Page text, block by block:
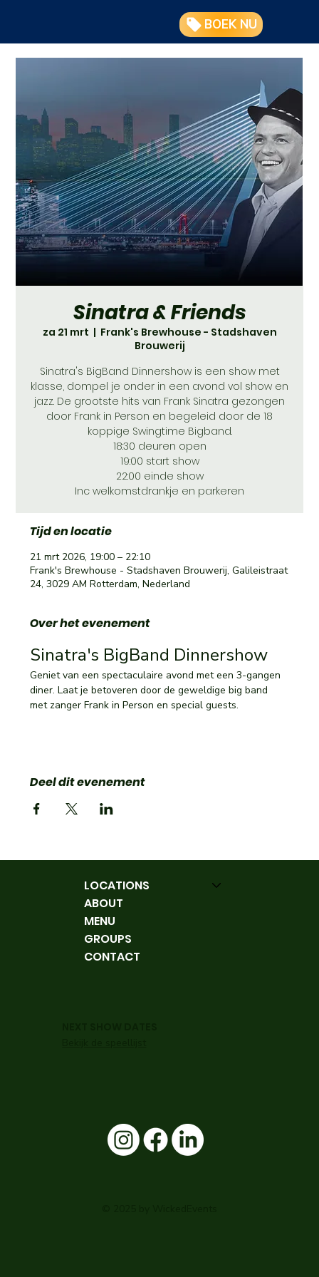
BOEK NU
Sinatra & Friends
za 21 mrt
  |
Frank's Brewhouse - Stadshaven
Brouwerij
Sinatra's BigBand Dinnershow is een show met
klasse, dompel je onder in een avond vol show en
jazz. De grootste hits van Frank Sinatra gezongen
door Frank in Person en begeleid door de 18
koppige Swingtime Bigband.
18:30 deuren open
19:00 start show
22:00 einde show
Inc welkomstdrankje en parkeren
Tijd en locatie
21 mrt 2026, 19:00 – 22:10
Frank's Brewhouse - Stadshaven Brouwerij, Galileistraat
24, 3029 AM Rotterdam, Nederland
Over het evenement
Sinatra's BigBand Dinnershow
Geniet van een spectaculaire avond met een 3-gangen
diner. Laat je betoveren door de geweldige big band
met zanger Frank in Person en special guests.
Deel dit evenement
LOCATIONS
ABOUT
MENU
GROUPS
CONTACT